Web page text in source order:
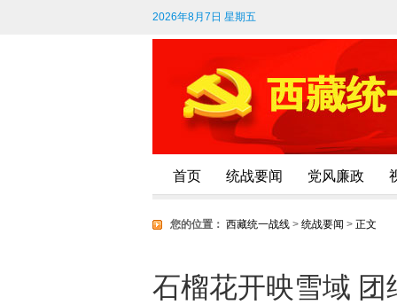
2026年8月7日 星期五
首页 统战要闻 党风廉政
您的位置： 西藏统一战线 > 统战要闻 > 正文
石榴花开映雪域